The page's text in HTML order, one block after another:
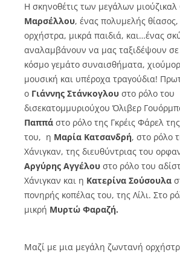
Η σκηνοθέτις των μεγάλων μιούζικαλ
Μαρσέλλου, ένας πολυμελής
ορχήστρα, μικρά παιδιά, και…ένας
αναλαμβάνουν να μας ταξιδέψουν σε
κόσμο γεμάτο συναισθήματα,
μουσική και υπέροχα τραγούδια!
ο Γιάννης Στάνκογλου στο ρόλο του
δισεκατομμυριούχου Όλιβερ
Παππά στο ρόλο της Γκρέις Φάρελ
του, η Μαρία Κατσανδρή, στο ρόλο
Χάνιγκαν, της διευθύντριας του
Αργύρης Αγγέλουστο ρόλο του
Χάνιγκαν και η Κατερίνα Σούσουλα
πονηρής κοπέλας του, της Λίλι. Στο
μικρή Μυρτώ Φαραζή.
Μαζί με μια μεγάλη ζωντανή